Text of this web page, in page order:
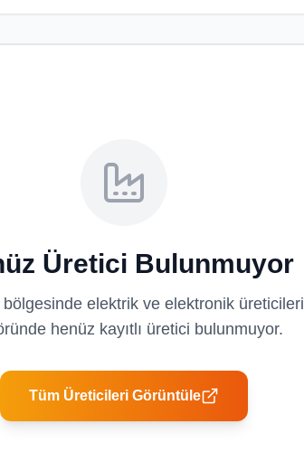
Üretici Bulunmuyor
bölgesinde elektrik ve elektronik üreticileri
henüz kayıtlı üretici bulunmuyor.
Tüm Üreticileri Görüntüle